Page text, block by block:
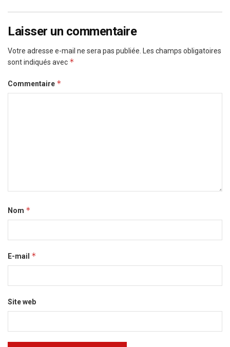
Laisser un commentaire
Votre adresse e-mail ne sera pas publiée. Les champs obligatoires
sont indiqués avec *
Commentaire *
Nom *
E-mail *
Site web